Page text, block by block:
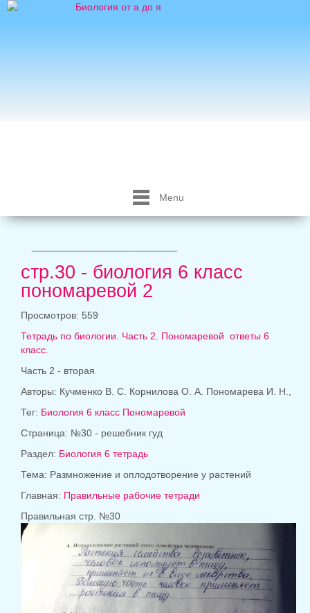
Menu
стр.30 - биология 6 класс
пономаревой 2
Просмотров: 559
Тетрадь по биологии. Часть 2. Пономаревой ответы 6
класс.
Часть 2 - вторая
Авторы: Кучменко В. С. Корнилова О. А. Пономарева И. Н.,
Тег: Биология 6 класс Пономаревой
Страница: №30 - решебник гуд
Раздел: Биология 6 тетрадь
Тема: Размножение и оплодотворение у растений
Главная: Правильные рабочие тетради
Правильная стр. №30